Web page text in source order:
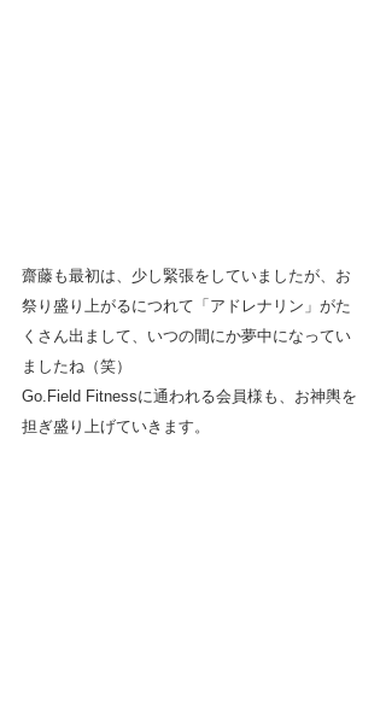
齋藤も最初は、少し緊張をしていましたが、お
祭り盛り上がるにつれて「アドレナリン」がた
くさん出まして、いつの間にか夢中になってい
ましたね（笑）
Go.Field Fitnessに通われる会員様も、お神輿を
担ぎ盛り上げていきます。